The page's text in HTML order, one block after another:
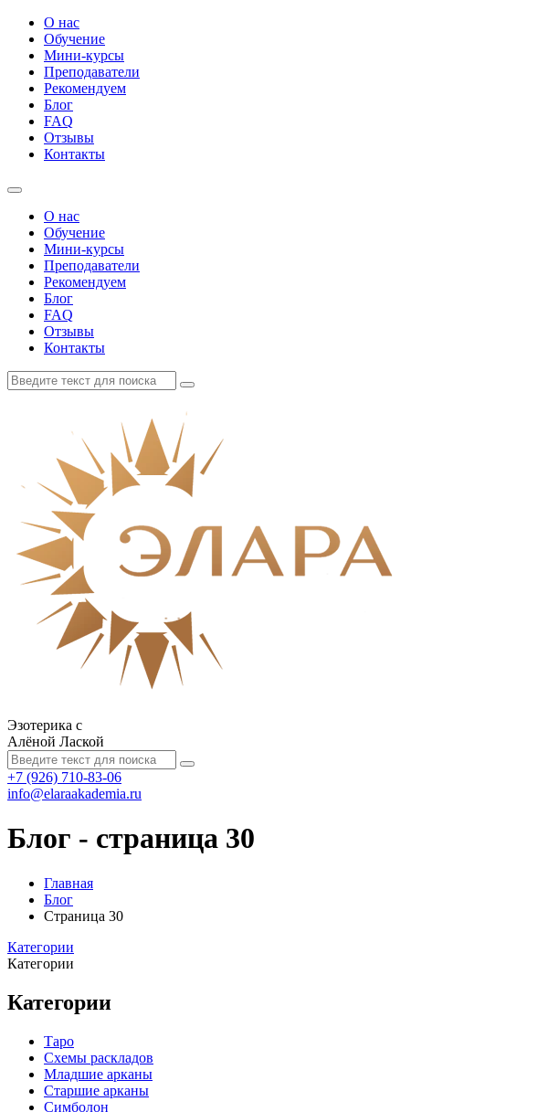
О нас
Обучение
Мини-курсы
Преподаватели
Рекомендуем
Блог
FAQ
Отзывы
Контакты
О нас
Обучение
Мини-курсы
Преподаватели
Рекомендуем
Блог
FAQ
Отзывы
Контакты
Эзотерика с
Алёной Лаской
+7 (926) 710-83-06
info@elaraakademia.ru
Блог - страница 30
Главная
Блог
Страница 30
Категории
Категории
Категории
Таро
Схемы раскладов
Младшие арканы
Старшие арканы
Симболон